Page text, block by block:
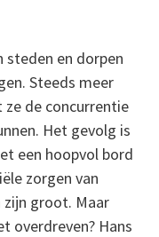
steden en dorpen
Steeds meer
de concurrentie
Het gevolg is
een hoopvol bord
zorgen van
zijn groot. Maar
overdreven? Hans